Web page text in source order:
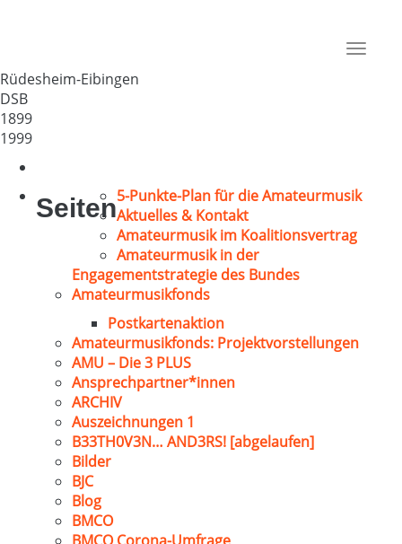
Toggle
Rüdesheim-Eibingen
DSB
1899
1999
Seiten5-Punkte-Plan für die Amateurmusik
Aktuelles & Kontakt
Amateurmusik im Koalitionsvertrag
Amateurmusik in der
Engagementstrategie des Bundes
Amateurmusikfonds
Postkartenaktion
Amateurmusikfonds: Projektvorstellungen
AMU – Die 3 PLUS
Ansprechpartner*innen
ARCHIV
Auszeichnungen 1
B33TH0V3N… AND3RS! [abgelaufen]
Bilder
BJC
Blog
BMCO